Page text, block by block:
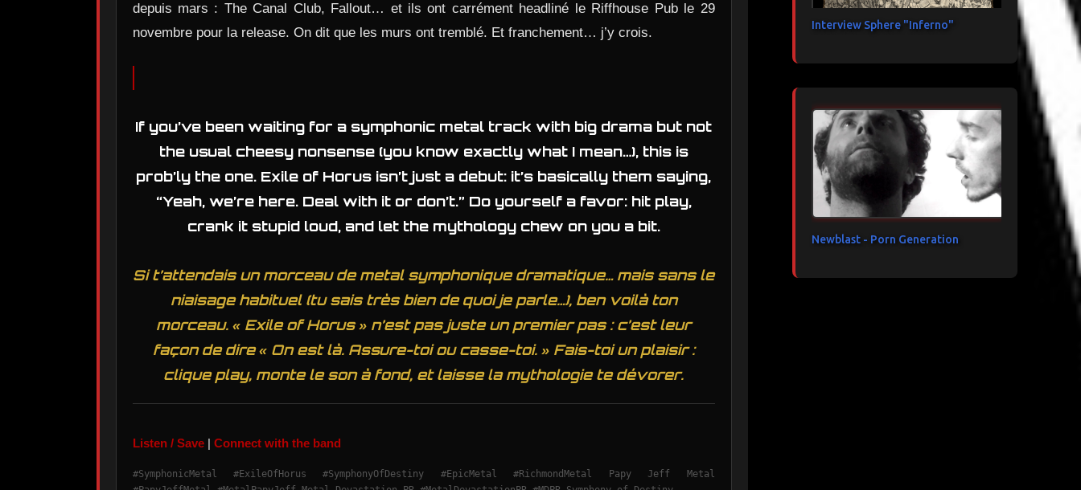
depuis mars : The Canal Club, Fallout… et ils ont carrément headliné le Riffhouse Pub le 29
novembre pour la release. On dit que les murs ont tremblé. Et franchement… j’y crois.
If you’ve been waiting for a symphonic metal track with big drama but not
the usual cheesy nonsense (you know exactly what I mean…), this is
prob’ly the one. Exile of Horus isn’t just a debut: it’s basically them saying,
“Yeah, we’re here. Deal with it or don’t.” Do yourself a favor: hit play,
crank it stupid loud, and let the mythology chew on you a bit.
Si t’attendais un morceau de metal symphonique dramatique… mais sans le
niaisage habituel (tu sais très bien de quoi je parle…), ben voilà ton
morceau. « Exile of Horus » n’est pas juste un premier pas : c’est leur
façon de dire « On est là. Assure-toi ou casse-toi. » Fais-toi un plaisir :
clique play, monte le son à fond, et laisse la mythologie te dévorer.
Listen / Save| Connect with the band
#SymphonicMetal #ExileOfHorus #SymphonyOfDestiny #EpicMetal #RichmondMetal Papy Jeff Metal
Interview Sphere "Inferno"
Newblast - Porn Generation